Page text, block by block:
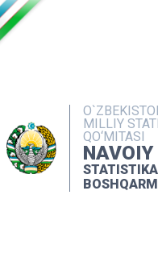
MILLIY
QO‘MITASI
STATISTIKA